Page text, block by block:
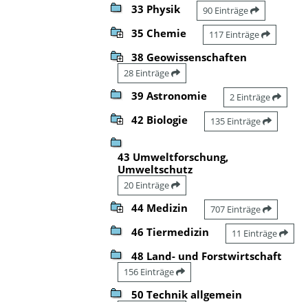
33 Physik 90 Einträge
35 Chemie 117 Einträge
38 Geowissenschaften
28 Einträge
39 Astronomie 2 Einträge
42 Biologie 135 Einträge
43 Umweltforschung,
Umweltschutz
20 Einträge
44 Medizin 707 Einträge
46 Tiermedizin 11 Einträge
48 Land- und Forstwirtschaft
156 Einträge
50 Technik allgemein